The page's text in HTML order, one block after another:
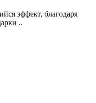
эффект, благодаря
..